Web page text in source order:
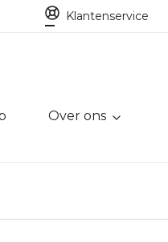
Klantenservice
Over ons